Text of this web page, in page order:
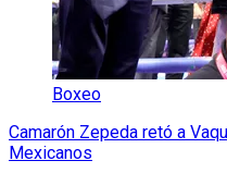
Boxeo
Camarón Zepeda retó a
Mexicanos